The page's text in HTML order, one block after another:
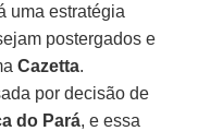
uma estratégia
postergados e
Cazetta.
por decisão de
do Pará, e essa